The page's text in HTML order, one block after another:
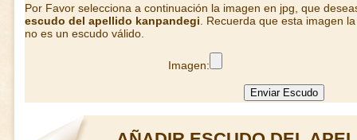
Por Favor selecciona a continuación la imagen en jpg, que
escudo del apellido kanpandegi . Recuerda que esta imagen
no es un escudo válido.
Imagen: